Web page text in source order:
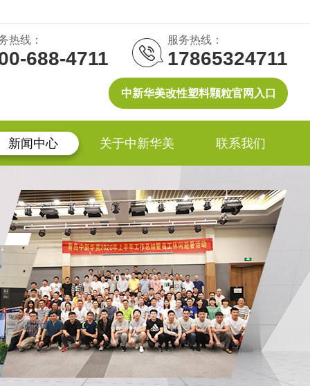
中新华美改性塑料颗粒官网入口
热线：
688-4711
服务热线：
17865324711
新闻中心 关于中新华美 联系我们